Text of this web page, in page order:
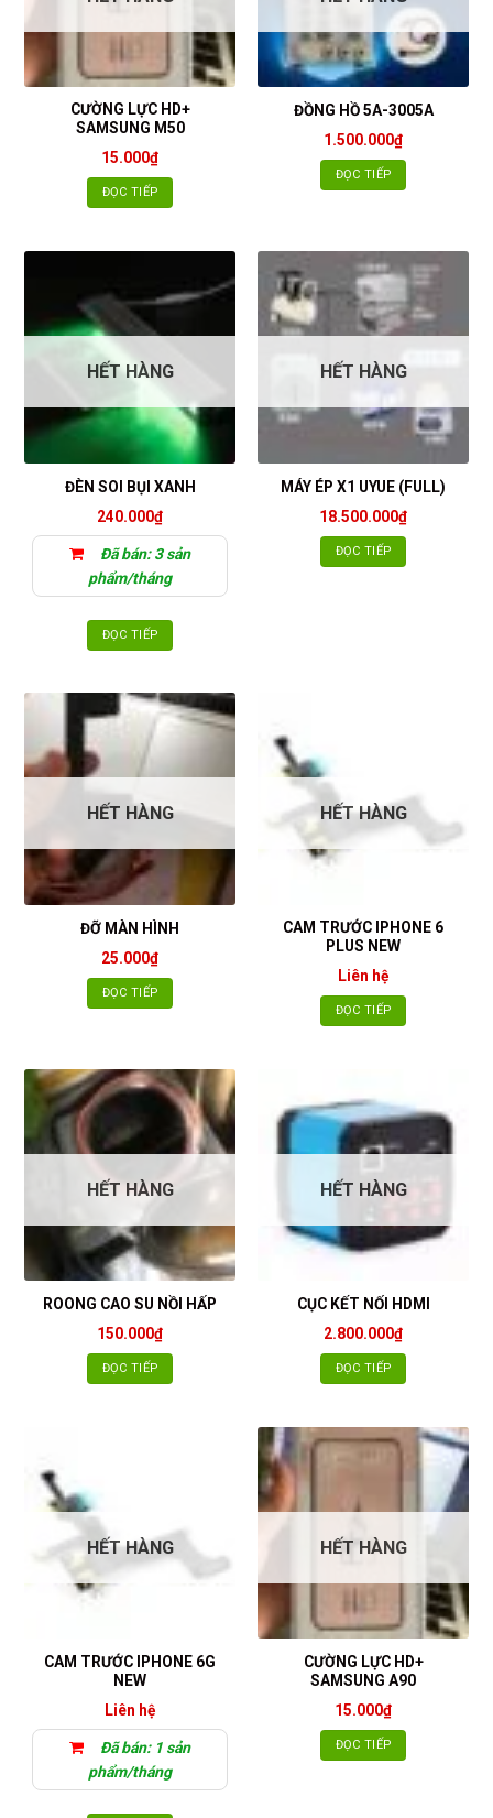
CƯỜNG LỰC HD+
SAMSUNG M50
15.000₫
ĐỌC TIẾP
ĐỒNG HỒ 5A-3005A
1.500.000₫
ĐỌC TIẾP
HẾT HÀNG
ĐÈN SOI BỤI XANH
240.000₫
Đã bán: 3 sản
phẩm/tháng
ĐỌC TIẾP
HẾT HÀNG
MÁY ÉP X1 UYUE (FULL)
18.500.000₫
ĐỌC TIẾP
HẾT HÀNG
ĐỠ MÀN HÌNH
25.000₫
ĐỌC TIẾP
HẾT HÀNG
CAM TRƯỚC IPHONE 6
PLUS NEW
Liên hệ
ĐỌC TIẾP
HẾT HÀNG
ROONG CAO SU NỒI HẤP
150.000₫
ĐỌC TIẾP
HẾT HÀNG
CỤC KẾT NỐI HDMI
2.800.000₫
ĐỌC TIẾP
HẾT HÀNG
CAM TRƯỚC IPHONE 6G
NEW
Liên hệ
Đã bán: 1 sản
phẩm/tháng
HẾT HÀNG
CƯỜNG LỰC HD+
SAMSUNG A90
15.000₫
ĐỌC TIẾP